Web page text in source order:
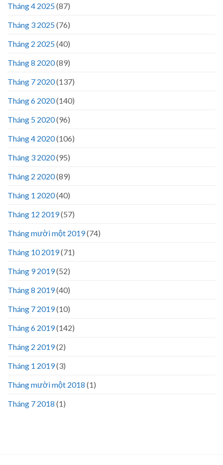
Tháng 4 2025(87)
Tháng 3 2025(76)
Tháng 2 2025(40)
Tháng 8 2020(89)
Tháng 7 2020(137)
Tháng 6 2020(140)
Tháng 5 2020(96)
Tháng 4 2020(106)
Tháng 3 2020(95)
Tháng 2 2020(89)
Tháng 1 2020(40)
Tháng 12 2019(57)
Tháng mười một 2019(74)
Tháng 10 2019(71)
Tháng 9 2019(52)
Tháng 8 2019(40)
Tháng 7 2019(10)
Tháng 6 2019(142)
Tháng 2 2019(2)
Tháng 1 2019(3)
Tháng mười một 2018 (1)
Tháng 7 2018 (1)